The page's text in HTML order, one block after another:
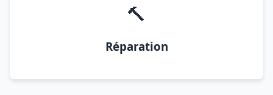
🔨
Réparation